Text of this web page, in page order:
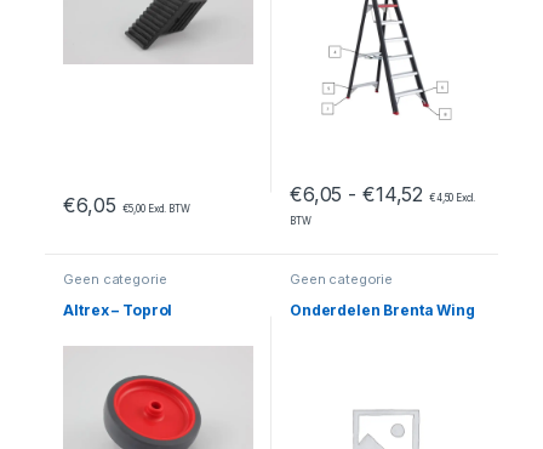
€6,05 €5,00Excl. BTW
€6,05 - €14,52 Prijsklasse:
€4,50 Excl.
BTW
Geen categorie
Altrex – Toprol
Geen categorie
Onderdelen Brenta Wing